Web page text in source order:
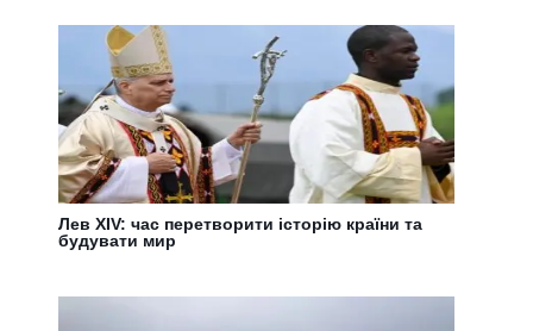
Лев XIV: час перетворити історію країни та
будувати мир